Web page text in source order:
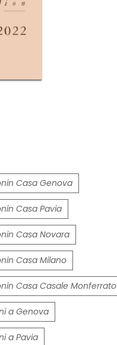
Casa Genova
Casa Pavia
Casa Novara
Casa Milano
Casa Casale Monferrato
a Genova
a Pavia